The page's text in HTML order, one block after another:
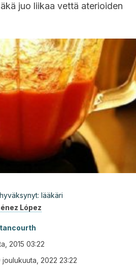
juo liikaa vettä aterioiden
lääkäri
López
2015 03:22
joulukuuta, 2022 23:22